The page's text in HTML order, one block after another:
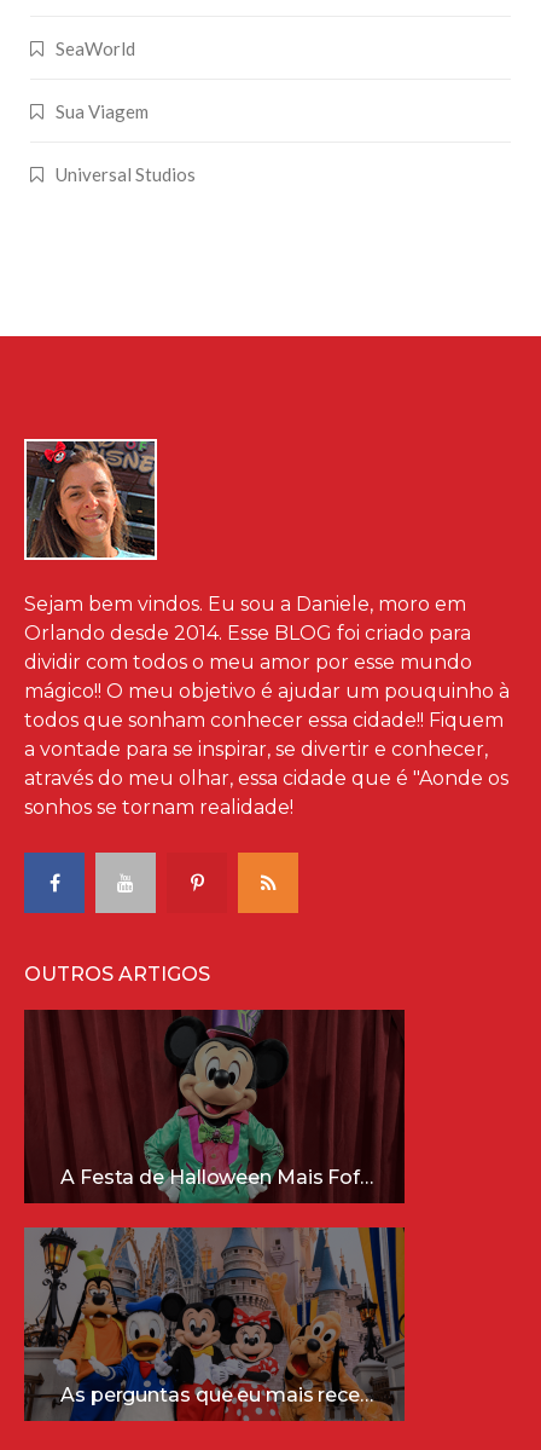
SeaWorld
Sua Viagem
Universal Studios
Sejam bem vindos. Eu sou a Daniele, moro em
Orlando desde 2014. Esse BLOG foi criado para
dividir com todos o meu amor por esse mundo
mágico!! O meu objetivo é ajudar um pouquinho à
todos que sonham conhecer essa cidade!! Fiquem
a vontade para se inspirar, se divertir e conhecer,
através do meu olhar, essa cidade que é "Aonde os
sonhos se tornam realidade!
OUTROS ARTIGOS
A Festa de Halloween Mais Fofa da Disney Está Chegando!
As perguntas que eu mais recebo sobre a Disney (e as respostas mais sinceras!)